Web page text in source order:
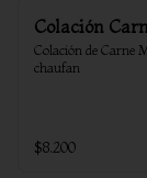
Colación
Colación de Carne
chaufan
$8.200